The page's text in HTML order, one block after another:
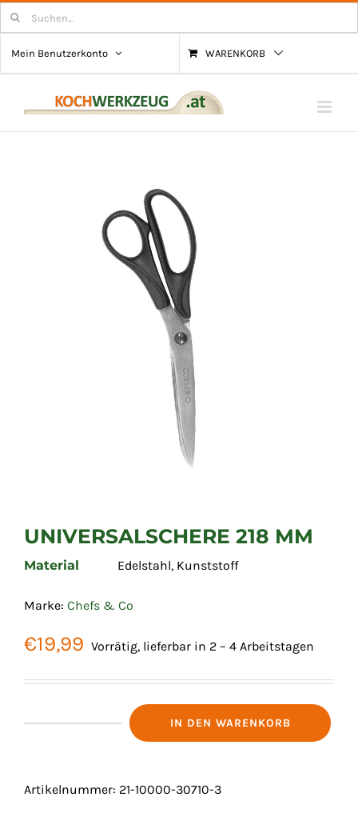
Zum
Inhalt
springen
Suchen
nach:
Mein Benutzerkonto
WARENKORB
UNIVERSALSCHERE 218 MM
Material Edelstahl, Kunststoff
Marke: Chefs & Co
€19,99 Vorrätig, lieferbar in 2 – 4 Arbeitstagen
UNIVERSALSCHERE
IN DEN WARENKORB
Artikelnummer: 21-10000-30710-3